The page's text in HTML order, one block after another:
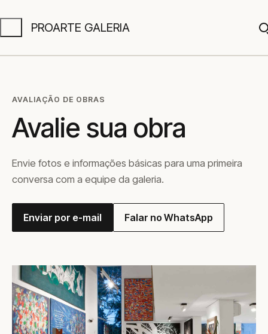
PROARTE GALERIA
AVALIAÇÃO DE OBRAS
Avalie sua obra
Envie fotos e informações básicas para uma primeira
conversa com a equipe da galeria.
Enviar por e-mail Falar no WhatsApp